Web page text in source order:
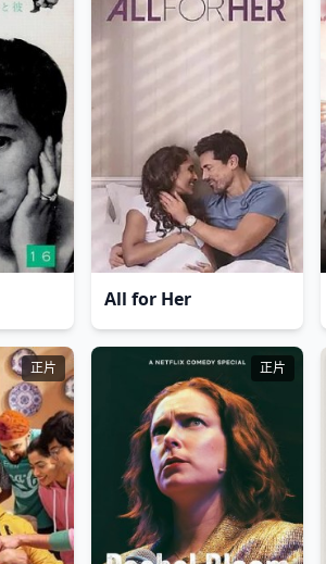
All for Her
正片 正片